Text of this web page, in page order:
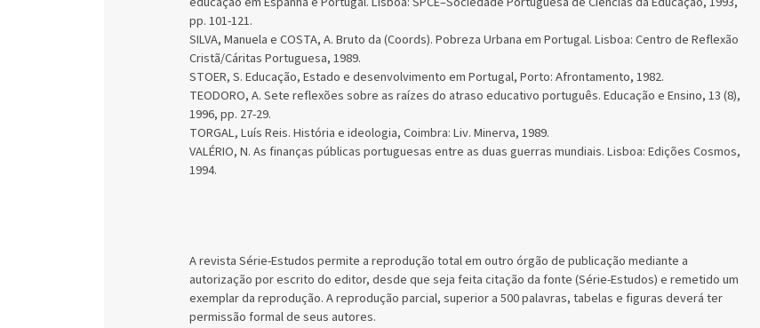
pp. 101-121.
SILVA, Manuela e COSTA, A. Bruto da (Coords). Pobreza Urbana em Portugal. Lisboa: Centro de Reflexão
Cristã/Cáritas Portuguesa, 1989.
STOER, S. Educação, Estado e desenvolvimento em Portugal, Porto: Afrontamento, 1982.
TEODORO, A. Sete reflexões sobre as raízes do atraso educativo português. Educação e Ensino, 13 (8),
1996, pp. 27-29.
TORGAL, Luís Reis. História e ideologia, Coimbra: Liv. Minerva, 1989.
VALÉRIO, N. As finanças públicas portuguesas entre as duas guerras mundiais. Lisboa: Edições Cosmos,
1994.
A revista Série-Estudos permite a reprodução total em outro órgão de publicação mediante a
autorização por escrito do editor, desde que seja feita citação da fonte (Série-Estudos) e remetido um
exemplar da reprodução. A reprodução parcial, superior a 500 palavras, tabelas e figuras deverá ter
permissão formal de seus autores.